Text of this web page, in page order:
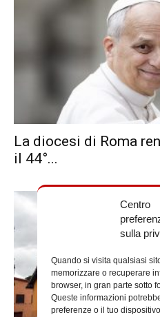
Centro
sulla
Quando si visita qualsiasi
memorizzare o recuperare
browser, in gran parte sotto
Queste informazioni
preferenze o il tuo
La diocesi di Roma
il 44°...